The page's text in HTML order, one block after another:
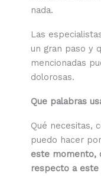
nada.
Las
un gran paso y
mencionadas
dolorosas.
Que palabras
Qué necesitas,
puedo hacer
este momento,
respecto a